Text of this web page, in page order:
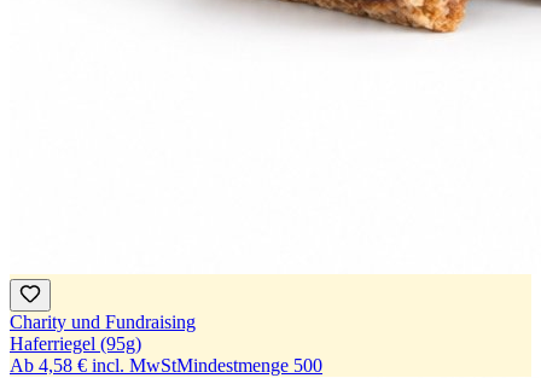
Charity und Fundraising
Haferriegel (95g)
Ab 4,58 € incl. MwStMindestmenge 500